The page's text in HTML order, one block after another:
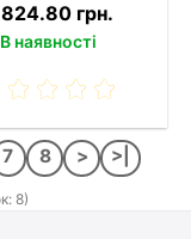
грн.
В наявності
7 8 > >|
8)